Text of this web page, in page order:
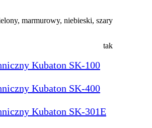
, marmurowy, niebieski, szary
tak
Kubaton SK-100
Kubaton SK-400
Kubaton SK-301E